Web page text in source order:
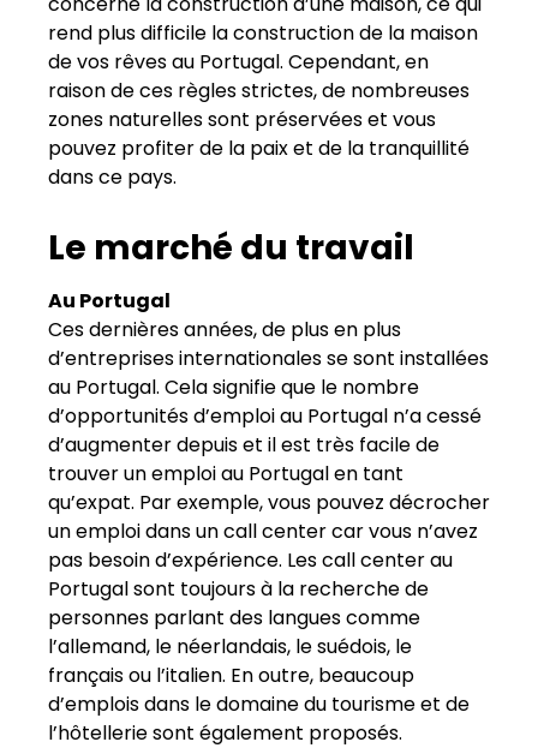
rend plus difficile la construction de la maison
de vos rêves au Portugal. Cependant, en
raison de ces règles strictes, de nombreuses
zones naturelles sont préservées et vous
pouvez profiter de la paix et de la tranquillité
dans ce pays.
Le marché du travail
Au Portugal
Ces dernières années, de plus en plus
d’entreprises internationales se sont installées
au Portugal. Cela signifie que le nombre
d’opportunités d’emploi au Portugal n’a cessé
d’augmenter depuis et il est très facile de
trouver un emploi au Portugal en tant
qu’expat. Par exemple, vous pouvez décrocher
un emploi dans un call center car vous n’avez
pas besoin d’expérience. Les call center au
Portugal sont toujours à la recherche de
personnes parlant des langues comme
l’allemand, le néerlandais, le suédois, le
français ou l’italien. En outre, beaucoup
d’emplois dans le domaine du tourisme et de
l’hôtellerie sont également proposés.